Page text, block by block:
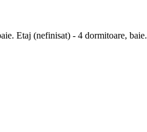
Etaj (nefinisat) - 4 dormitoare, baie.